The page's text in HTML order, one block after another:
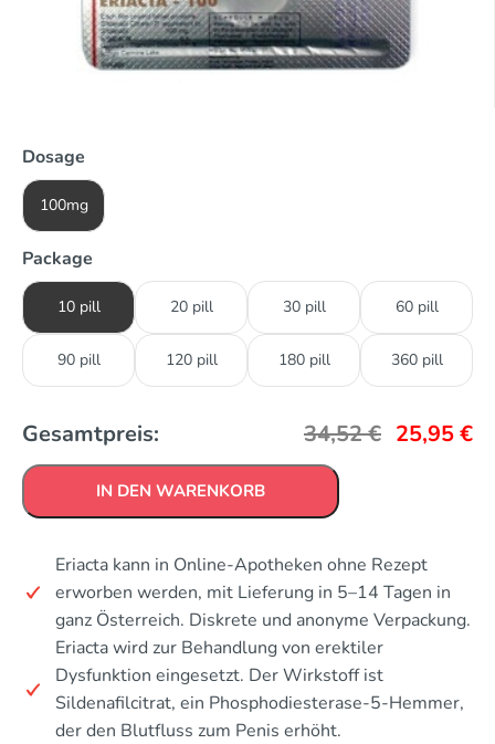
Dosage
100mg
Package
10 pill 20 pill 30 pill 60 pill
90 pill 120 pill 180 pill 360 pill
Gesamtpreis: 34,52€ 25,95€
IN DEN WARENKORB
Eriacta kann in Online-Apotheken ohne Rezept
erworben werden, mit Lieferung in 5–14 Tagen in
ganz Österreich. Diskrete und anonyme Verpackung.
Eriacta wird zur Behandlung von erektiler
Dysfunktion eingesetzt. Der Wirkstoff ist
Sildenafilcitrat, ein Phosphodiesterase-5-Hemmer,
der den Blutfluss zum Penis erhöht.